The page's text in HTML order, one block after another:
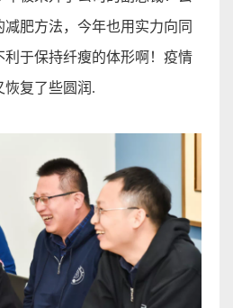
肥方法，今年也用实力向同
利于保持纤瘦的体形啊！疫情
复了些圆润 .